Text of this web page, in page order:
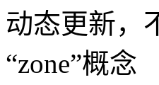
动态更新，
“zone”概念